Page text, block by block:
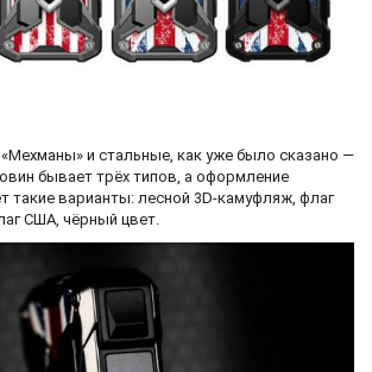
и стальные, как уже было сказано —
бывает трёх типов, а оформление
такие варианты: лесной 3D-камуфляж, флаг
США, чёрный цвет.